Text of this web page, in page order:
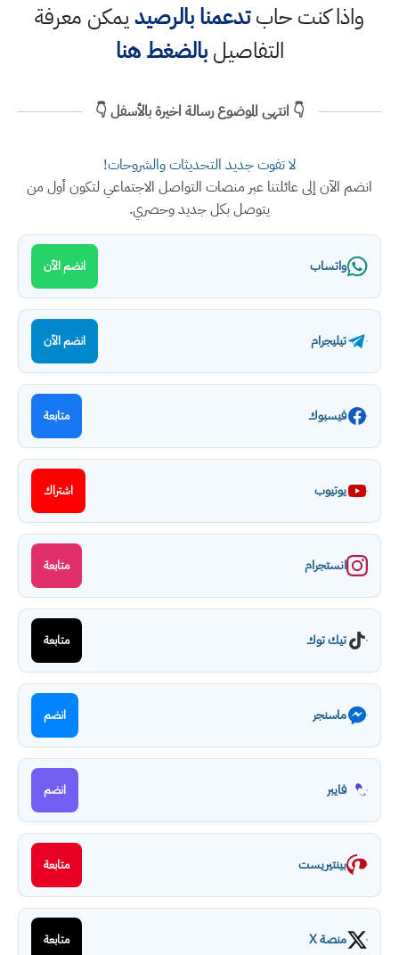
واذا كنت حابتدعمنا بالرصيديمكن معرفة
التفاصيلبالضغط هنا
👇 انتهى الموضوع رسالة اخيرة بالأسفل 👇
لا تفوت جديد التحديثات والشروحات!
انضم الآن إلى عائلتنا عبر منصات التواصل الاجتماعي لتكون أول من
يتوصل بكل جديد وحصري.
واتساب انضم الآن
تيليجرام انضم الآن
فيسبوك متابعة
يوتيوب اشتراك
انستجرام متابعة
تيك توك متابعة
ماسنجر انضم
فايبر انضم
بينتيريست متابعة
منصة X متابعة